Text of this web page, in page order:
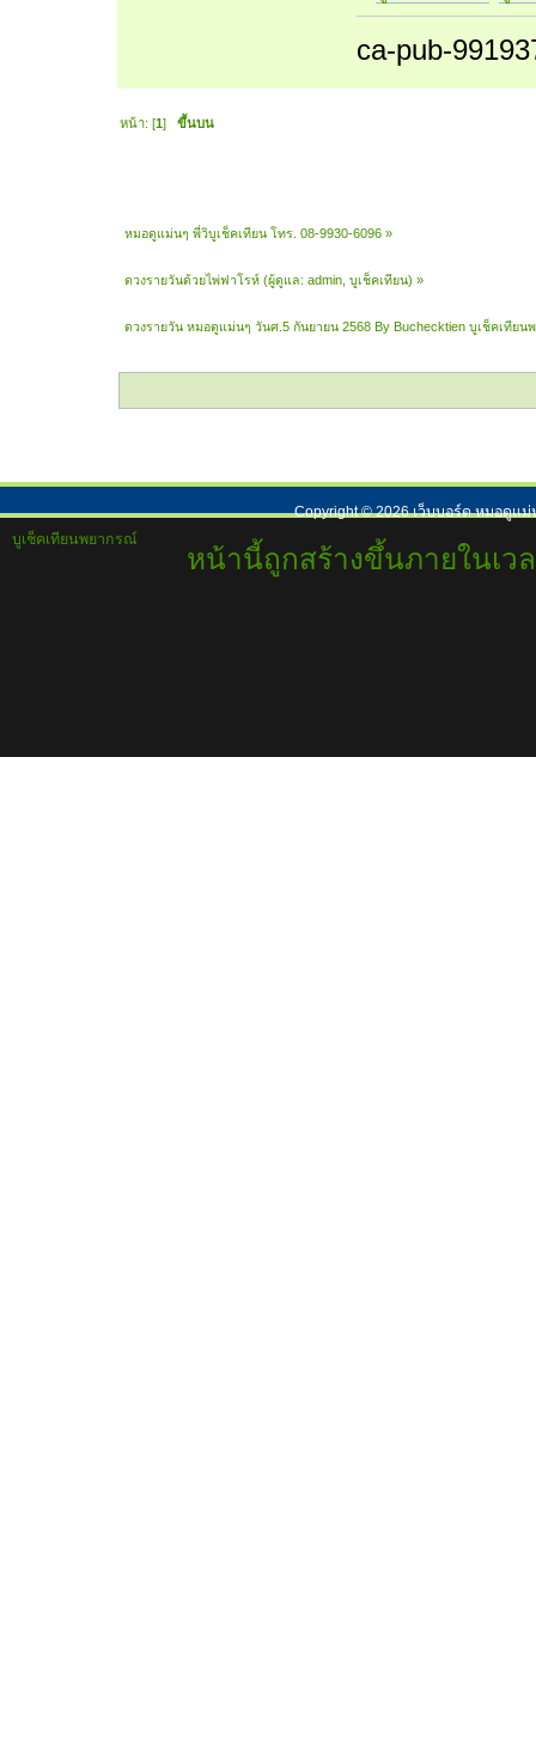
ca-pub-
หน้า: [1]ขึ้นบน
หมอดูแม่นๆ พี่วิบูเช็คเทียน โทร. 08-9930-6096 »
ดวงรายวันด้วยไพ่ฟาโรห์ (ผู้ดูแล:admin ,บูเช็คเทียน) »
ดวงรายวัน หมอดูแม่นๆ วันศ.5 กันยายน 2568 By Buchecktien บูเช็คเทียน
Copyright ©2026เว็บบอร์ด หมอดูแม่
บูเช็คเทียนพยากรณ์
หน้านี้ถูกสร้างขึ้นภายในเว